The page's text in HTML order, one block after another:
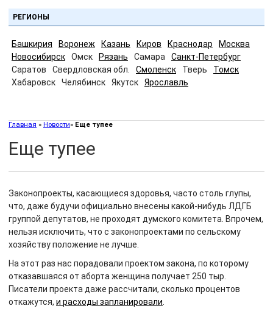
РЕГИОНЫ
Башкирия Воронеж Казань Киров Краснодар
Москва
Новосибирск
Омск Рязань Самара
Санкт-Петербург
Саратов
Свердловская обл. Смоленск Тверь
Томск
Хабаровск
Челябинск Якутск Ярославль
Главная » Новости» Еще тупее
Еще тупее
Законопроекты, касающиеся здоровья, часто столь глупы,
что, даже будучи официально внесены какой-нибудь ЛДГБ
группой депутатов, не проходят думского комитета. Впрочем,
нельзя исключить, что с законопроектами по сельскому
хозяйству положение не лучше.
На этот раз нас порадовали проектом закона, по которому
отказавшаяся от аборта женщина получает 250 тыр.
Писатели проекта даже рассчитали, сколько процентов
откажутся, и расходы запланировали